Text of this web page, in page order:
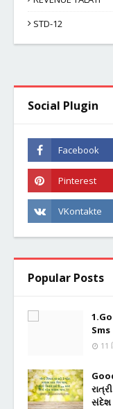
STD-12
Social Plugin
Popular Posts
Sms
11
સંદેશ